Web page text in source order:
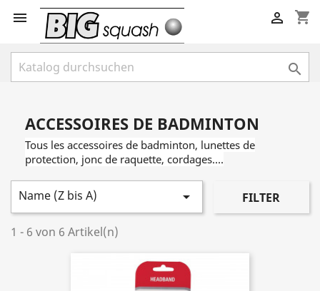
 shopping_cart


ACCESSOIRES DE BADMINTON
Tous les accessoires de badminton, lunettes de
protection, jonc de raquette, cordages....
Name (Z bis A)  FILTER
1 - 6 von 6 Artikel(n)